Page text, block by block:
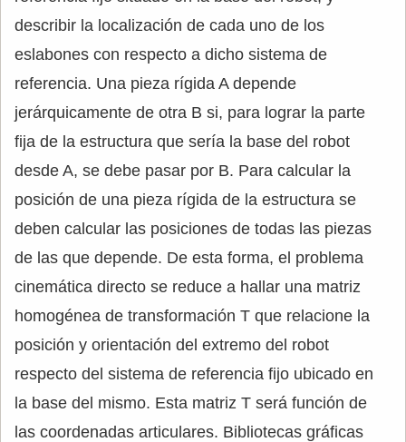
describir la localización de cada uno de los
eslabones con respecto a dicho sistema de
referencia. Una pieza rígida A depende
jerárquicamente de otra B si, para lograr la parte
fija de la estructura que sería la base del robot
desde A, se debe pasar por B. Para calcular la
posición de una pieza rígida de la estructura se
deben calcular las posiciones de todas las piezas
de las que depende. De esta forma, el problema
cinemática directo se reduce a hallar una matriz
homogénea de transformación T que relacione la
posición y orientación del extremo del robot
respecto del sistema de referencia fijo ubicado en
la base del mismo. Esta matriz T será función de
las coordenadas articulares. Bibliotecas gráficas